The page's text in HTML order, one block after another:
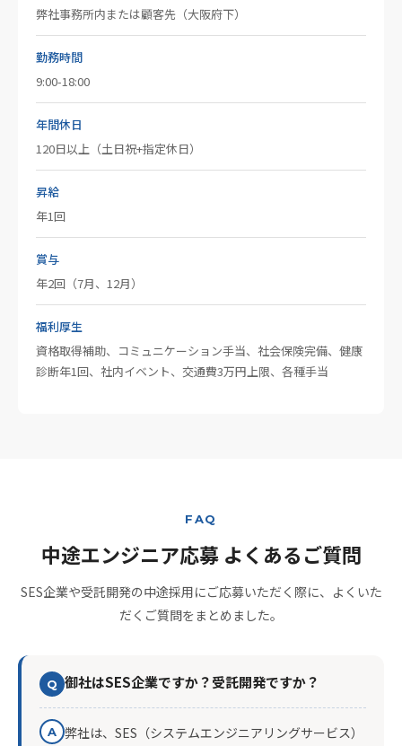
弊社事務所内または顧客先（大阪府下）
勤務時間
9:00-18:00
年間休日
120日以上（土日祝+指定休日）
昇給
年1回
賞与
年2回（7月、12月）
福利厚生
資格取得補助、コミュニケーション手当、社会保険完備、健康
診断年1回、社内イベント、交通費3万円上限、各種手当
FAQ
中途エンジニア応募 よくあるご質問
SES企業や受託開発の中途採用にご応募いただく際に、よくいた
だくご質問をまとめました。
Q 御社はSES企業ですか？受託開発ですか？
A 弊社は、SES（システムエンジニアリングサービス）